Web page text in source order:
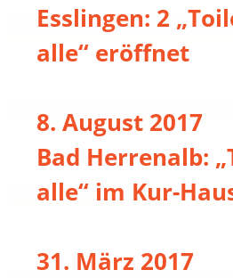
Esslingen: 2
alle“ eröffnet
8. August 2017
Bad Herrenalb:
alle“ im Kur-
31. März 2017